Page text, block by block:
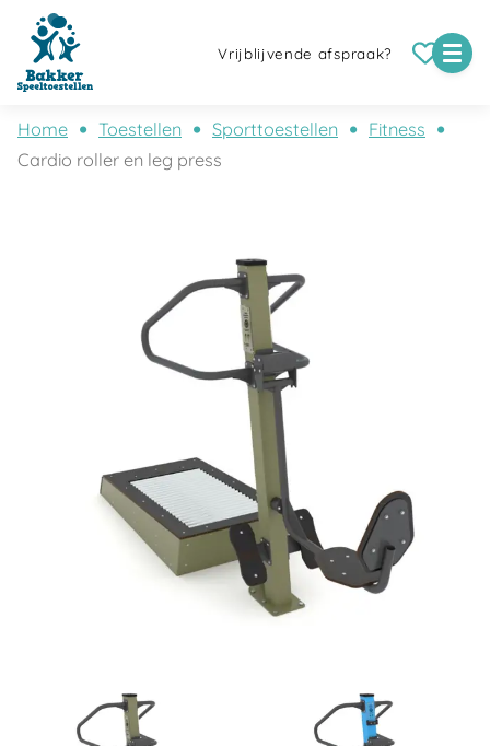
Vrijblijvende afspraak?
Home Toestellen Sporttoestellen
Fitness
Cardio roller en leg press